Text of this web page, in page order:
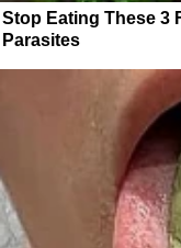
Stop Eating These 3
Parasites